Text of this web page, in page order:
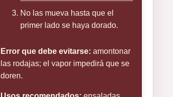
No las mueva hasta que el
primer lado se haya dorado.
Error que debe evitarse: amontonar
las rodajas; el vapor impedirá que se
doren.